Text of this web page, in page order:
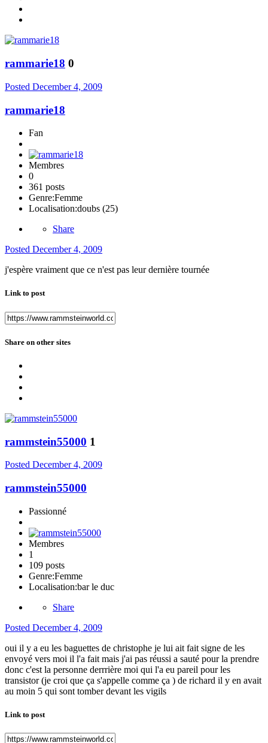
rammarie18 0
Posted December 4, 2009
rammarie18
Fan
Membres
0
361 posts
Genre:Femme
Localisation:doubs (25)
Share
Posted December 4, 2009
j'espère vraiment que ce n'est pas leur dernière tournée
Link to post
Share on other sites
rammstein55000 1
Posted December 4, 2009
rammstein55000
Passionné
Membres
1
109 posts
Genre:Femme
Localisation:bar le duc
Share
Posted December 4, 2009
oui il y a eu les baguettes de christophe je lui ait fait signe de les
envoyé vers moi il l'a fait mais j'ai pas réussi a sauté pour la prendre
donc c'est la personne derrrière moi qui l'a eu pareil pour les
transistor (je croi que ça s'appelle comme ça ) de richard il y en avait
au moin 5 qui sont tomber devant les vigils
Link to post